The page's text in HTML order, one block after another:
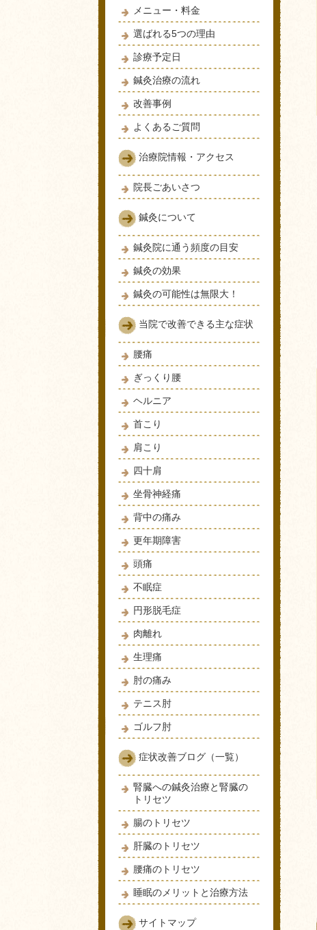
メニュー・料金
選ばれる5つの理由
診療予定日
鍼灸治療の流れ
改善事例
よくあるご質問
治療院情報・アクセス
院長ごあいさつ
鍼灸について
鍼灸院に通う頻度の目安
鍼灸の効果
鍼灸の可能性は無限大！
当院で改善できる主な症状
腰痛
ぎっくり腰
ヘルニア
首こり
肩こり
四十肩
坐骨神経痛
背中の痛み
更年期障害
頭痛
不眠症
円形脱毛症
肉離れ
生理痛
肘の痛み
テニス肘
ゴルフ肘
症状改善ブログ（一覧）
腎臓への鍼灸治療と腎臓の
トリセツ
腸のトリセツ
肝臓のトリセツ
腰痛のトリセツ
睡眠のメリットと治療方法
サイトマップ